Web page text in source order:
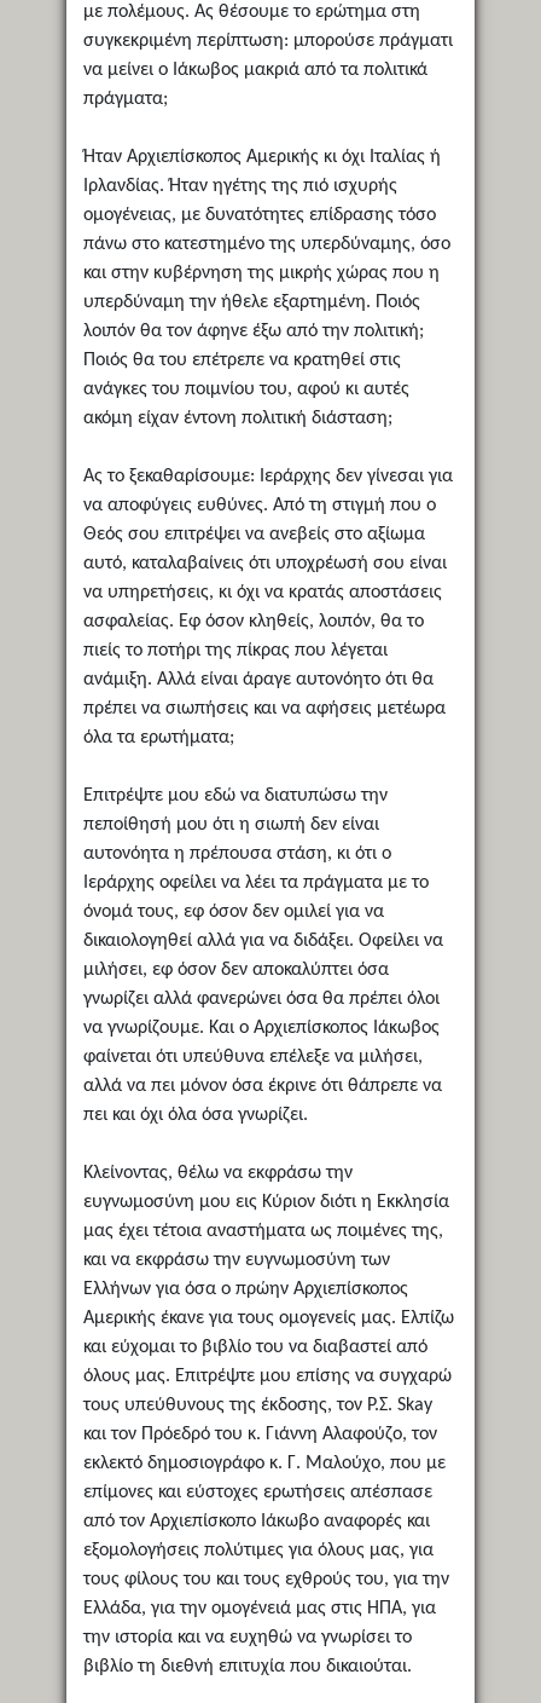
με πολέμους. Ας θέσουμε το ερώτημα στη
συγκεκριμένη περίπτωση: μπορούσε πράγματι
να μείνει ο Ιάκωβος μακριά από τα πολιτικά
πράγματα;
Ήταν Αρχιεπίσκοπος Αμερικής κι όχι Ιταλίας ή
Ιρλανδίας. Ήταν ηγέτης της πιό ισχυρής
ομογένειας, με δυνατότητες επίδρασης τόσο
πάνω στο κατεστημένο της υπερδύναμης, όσο
και στην κυβέρνηση της μικρής χώρας που η
υπερδύναμη την ήθελε εξαρτημένη. Ποιός
λοιπόν θα τον άφηνε έξω από την πολιτική;
Ποιός θα του επέτρεπε να κρατηθεί στις
ανάγκες του ποιμνίου του, αφού κι αυτές
ακόμη είχαν έντονη πολιτική διάσταση;
Ας το ξεκαθαρίσουμε: Ιεράρχης δεν γίνεσαι για
να αποφύγεις ευθύνες. Από τη στιγμή που ο
Θεός σου επιτρέψει να ανεβείς στο αξίωμα
αυτό, καταλαβαίνεις ότι υποχρέωσή σου είναι
να υπηρετήσεις, κι όχι να κρατάς αποστάσεις
ασφαλείας. Εφ όσον κληθείς, λοιπόν, θα το
πιείς το ποτήρι της πίκρας που λέγεται
ανάμιξη. Αλλά είναι άραγε αυτονόητο ότι θα
πρέπει να σιωπήσεις και να αφήσεις μετέωρα
όλα τα ερωτήματα;
Επιτρέψτε μου εδώ να διατυπώσω την
πεποίθησή μου ότι η σιωπή δεν είναι
αυτονόητα η πρέπουσα στάση, κι ότι ο
Ιεράρχης οφείλει να λέει τα πράγματα με το
όνομά τους, εφ όσον δεν ομιλεί για να
δικαιολογηθεί αλλά για να διδάξει. Οφείλει να
μιλήσει, εφ όσον δεν αποκαλύπτει όσα
γνωρίζει αλλά φανερώνει όσα θα πρέπει όλοι
να γνωρίζουμε. Και ο Αρχιεπίσκοπος Ιάκωβος
φαίνεται ότι υπεύθυνα επέλεξε να μιλήσει,
αλλά να πει μόνον όσα έκρινε ότι θάπρεπε να
πει και όχι όλα όσα γνωρίζει.
Κλείνοντας, θέλω να εκφράσω την
ευγνωμοσύνη μου εις Κύριον διότι η Εκκλησία
μας έχει τέτοια αναστήματα ως ποιμένες της,
και να εκφράσω την ευγνωμοσύνη των
Ελλήνων για όσα ο πρώην Αρχιεπίσκοπος
Αμερικής έκανε για τους ομογενείς μας. Ελπίζω
και εύχομαι το βιβλίο του να διαβαστεί από
όλους μας. Επιτρέψτε μου επίσης να συγχαρώ
τους υπεύθυνους της έκδοσης, τον Ρ.Σ. Skay
και τον Πρόεδρό του κ. Γιάννη Αλαφούζο, τον
εκλεκτό δημοσιογράφο κ. Γ. Μαλούχο, που με
επίμονες και εύστοχες ερωτήσεις απέσπασε
από τον Αρχιεπίσκοπο Ιάκωβο αναφορές και
εξομολογήσεις πολύτιμες για όλους μας, για
τους φίλους του και τους εχθρούς του, για την
Ελλάδα, για την ομογένειά μας στις ΗΠΑ, για
την ιστορία και να ευχηθώ να γνωρίσει το
βιβλίο τη διεθνή επιτυχία που δικαιούται.